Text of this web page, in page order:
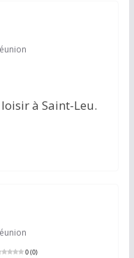
à Saint-Leu.
0 (0)